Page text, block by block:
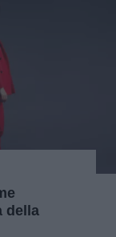
della